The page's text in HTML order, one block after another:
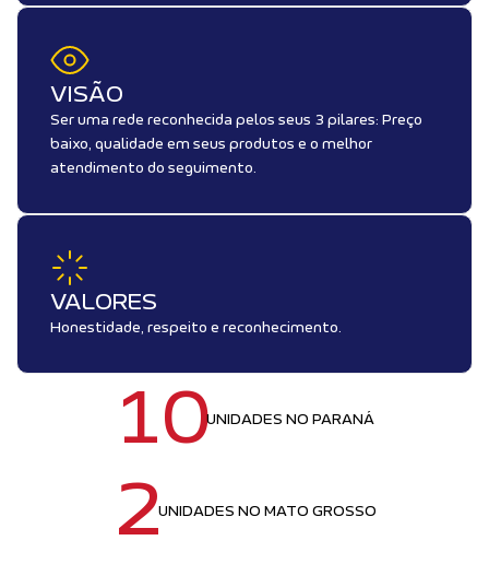
VISÃO
Ser uma rede reconhecida pelos seus 3 pilares: Preço
baixo, qualidade em seus produtos e o melhor
atendimento do seguimento.
VALORES
Honestidade, respeito e reconhecimento.
10UNIDADES NO PARANÁ
2UNIDADES NO MATO GROSSO